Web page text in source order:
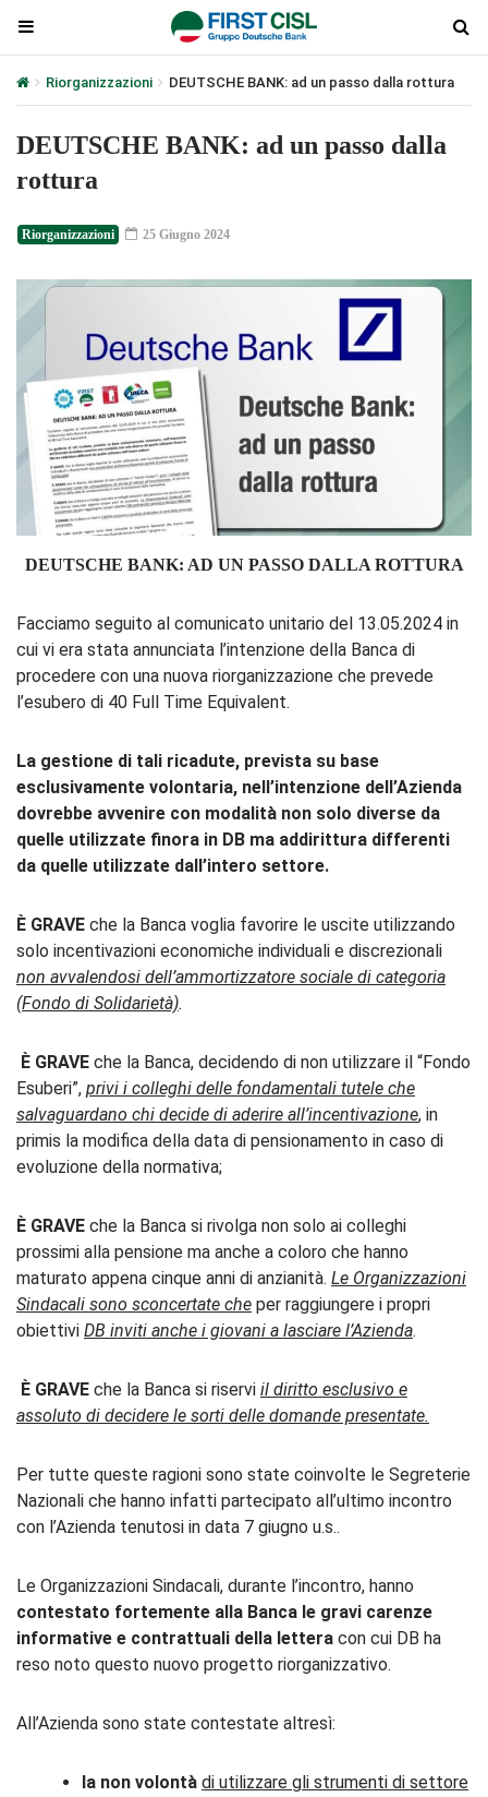
Riorganizzazioni DEUTSCHE BANK: ad un passo dalla rottura
DEUTSCHE BANK: ad un passo dalla
rottura
Riorganizzazioni 25 Giugno 2024
DEUTSCHE BANK: AD UN PASSO DALLA ROTTURA
Facciamo seguito al comunicato unitario del 13.05.2024 in
cui vi era stata annunciata l’intenzione della Banca di
procedere con una nuova riorganizzazione che prevede
l’esubero di 40 Full Time Equivalent.
La gestione di tali ricadute, prevista su base
esclusivamente volontaria, nell’intenzione dell’Azienda
dovrebbe avvenire con modalità non solo diverse da
quelle utilizzate finora in DB ma addirittura differenti
da quelle utilizzate dall’intero settore.
È GRAVE che la Banca voglia favorire le uscite utilizzando
solo incentivazioni economiche individuali e discrezionali
non avvalendosi dell’ammortizzatore sociale di categoria
(Fondo di Solidarietà).
È GRAVE che la Banca, decidendo di non utilizzare il “Fondo
Esuberi”, privi i colleghi delle fondamentali tutele che
salvaguardano chi decide di aderire all’incentivazione, in
primis la modifica della data di pensionamento in caso di
evoluzione della normativa;
È GRAVE che la Banca si rivolga non solo ai colleghi
prossimi alla pensione ma anche a coloro che hanno
maturato appena cinque anni di anzianità. Le Organizzazioni
Sindacali sono sconcertate che per raggiungere i propri
obiettivi DB inviti anche i giovani a lasciare l’Azienda.
È GRAVE che la Banca si riservi il diritto esclusivo e
assoluto di decidere le sorti delle domande presentate.
Per tutte queste ragioni sono state coinvolte le Segreterie
Nazionali che hanno infatti partecipato all’ultimo incontro
con l’Azienda tenutosi in data 7 giugno u.s..
Le Organizzazioni Sindacali, durante l’incontro, hanno
contestato fortemente alla Banca le gravi carenze
informative e contrattuali della lettera con cui DB ha
reso noto questo nuovo progetto riorganizzativo.
All’Azienda sono state contestate altresì:
la non volontà di utilizzare gli strumenti di settore